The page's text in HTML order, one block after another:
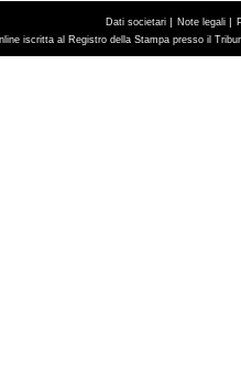
Dati societari | Note legali |
iscritta al Registro della Stampa presso il